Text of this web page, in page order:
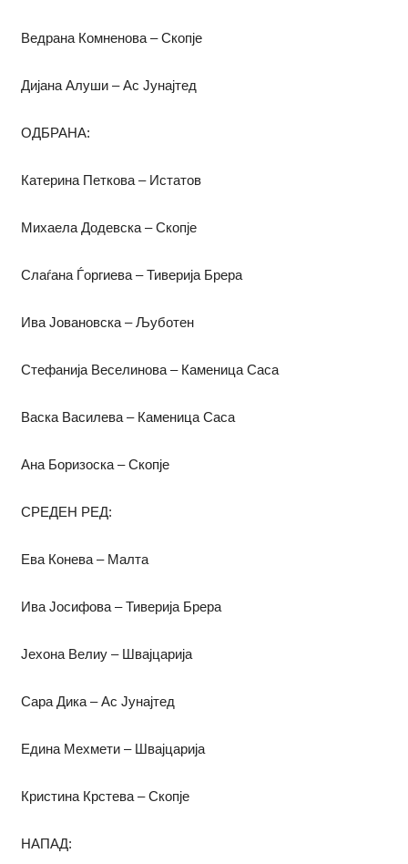
Ведрана Комненова – Скопје
Дијана Алуши – Ас Јунајтед
ОДБРАНА:
Катерина Петкова – Истатов
Михаела Додевска – Скопје
Слаѓана Ѓоргиева – Тиверија Брера
Ива Јовановска – Љуботен
Стефанија Веселинова – Каменица Саса
Васка Василева – Каменица Саса
Ана Боризоска – Скопје
СРЕДЕН РЕД:
Ева Конева – Малта
Ива Јосифова – Тиверија Брера
Јехона Велиу – Швајцарија
Сара Дика – Ас Јунајтед
Едина Мехмети – Швајцарија
Кристина Крстева – Скопје
НАПАД: